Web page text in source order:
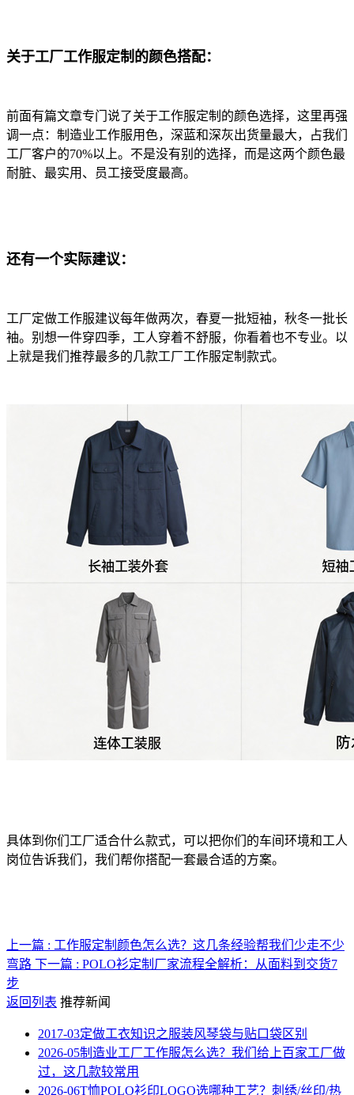
关于工厂工作服定制的颜色搭配：
前面有篇文章专门说了关于工作服定制的颜色选择，这里再强
调一点：制造业工作服用色，深蓝和深灰出货量最大，占我们
工厂客户的70%以上。不是没有别的选择，而是这两个颜色最
耐脏、最实用、员工接受度最高。
还有一个实际建议：
工厂定做工作服建议每年做两次，春夏一批短袖，秋冬一批长
袖。别想一件穿四季，工人穿着不舒服，你看着也不专业。以
上就是我们推荐最多的几款工厂工作服定制款式。
具体到你们工厂适合什么款式，可以把你们的车间环境和工人
岗位告诉我们，我们帮你搭配一套最合适的方案。
上一篇 : 工作服定制颜色怎么选？这几条经验帮我们少走不少
弯路 下一篇 : POLO衫定制厂家流程全解析：从面料到交货7
步
返回列表 推荐新闻
2017-03定做工衣知识之服装风琴袋与贴口袋区别
2026-05制造业工厂工作服怎么选？我们给上百家工厂做
过，这几款较常用
2026-06T恤POLO衫印LOGO选哪种工艺？刺绣/丝印/热